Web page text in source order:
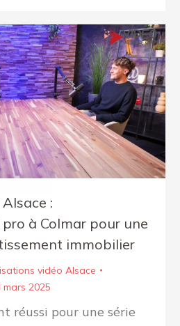
:
à Colmar pour une
immobilier
vidéo Alsace
mars 2025
réussi pour une série